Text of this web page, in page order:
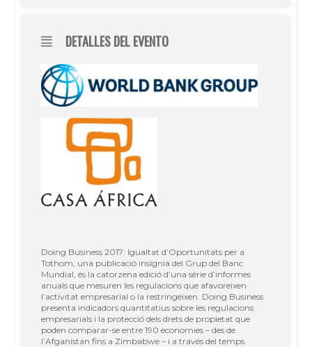
DETALLES DEL EVENTO
Doing Business 2017: Igualtat d’Oportunitats per a
Tothom, una publicació insígnia del Grup del Banc
Mundial, és la catorzena edició d’una sèrie d’informes
anuals que mesuren les regulacions que afavoreixen
l’activitat empresarial o la restringeixen. Doing Business
presenta indicadors quantitatius sobre les regulacions
empresarials i la protecció dels drets de propietat que
poden comparar-se entre 190 economies – des de
l’Afganistan fins a Zimbabwe – i a través del temps.